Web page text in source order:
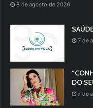
8 de agosto de 2026
7 de
DO
7 de